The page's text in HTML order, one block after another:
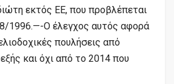
εκτός ΕΕ, που προβλέπεται
1996.—-Ο έλεγχος αυτός αφορά
πουλήσεις από
και όχι από το 2014 που